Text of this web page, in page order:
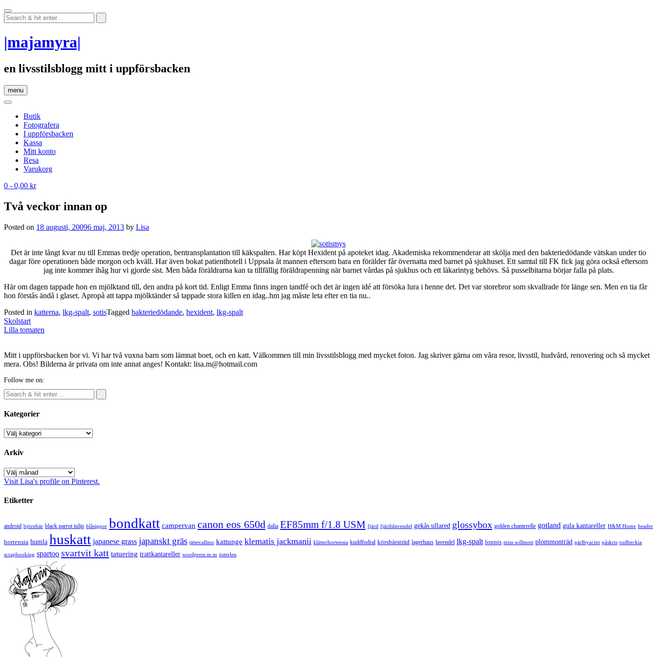
Skip
to
content
|majamyra|
en livsstilsblogg mitt i uppförsbacken
menu
Butik
Fotografera
I uppförsbacken
Kassa
Mitt konto
Resa
Varukorg
0 - 0,00 kr
Två veckor innan op
Posted on 18 augusti, 20096 maj, 2013 by Lisa
Det är inte långt kvar nu till Emmas tredje operation, bentransplantation till käkspalten. Har köpt Hexident på apoteket idag. Akademiska rekommenderar att skölja med den bakteriedödande vätskan under tio
dagar före operationen både morgon och kväll. Har även bokat patienthotell i Uppsala åt mannen eftersom bara en förälder får övernatta med barnet på sjukhuset. Ett samtal till FK fick jag göra också eftersom
jag inte kommer ihåg hur vi gjorde sist. Men båda föräldrarna kan ta tillfällig föräldrapenning när barnet vårdas på sjukhus och ett läkarintyg behövs. Så pusselbitarna börjar falla på plats.
Här om dagen tappade hon en mjölktand till, den andra på kort tid. Enligt Emma finns ingen tandfé och det är ingen idé att försöka lura i henne det. Det var storebror som skvallrade för länge sen. Men en tia får
hon förstås ändå i glaset. Apropå att tappa mjölktänder så tappade stora killen en idag..hm jag måste leta efter en tia nu..
Posted in katterna, lkg-spalt, sotisTagged bakteriedödande, hexident, lkg-spalt
Post
navigation
Skolstart
Lilla tomaten
Mitt i uppförsbacken bor vi. Vi har två vuxna barn som lämnat boet, och en katt. Välkommen till min livsstilsblogg med mycket foton. Jag skriver gärna om våra resor, livsstil, hudvård, renovering och så mycket
mera. Obs! Bilderna är privata om inte annat anges! Kontakt: lisa.m@hotmail.com
Follow me on:
Kategorier
Kategorier
Arkiv
Arkiv
Visit Lisa's profile on Pinterest.
Etiketter
android björnbär black parrot tulip blåsippor bondkatt campervan canon eos 650d dalia EF85mm f/1.8 USM fjäril fjärilslavendel gekås ullared glossybox golden chanterelle gotland gula kantareller H&M Home header
hortensia humla huskatt japanese grass japanskt gräs jättevallmo kattunge klematis jackmanii klätterhortensia kuddfodral körsbärsträd lagerhaus lavendel lkg-spalt loppis miss willmott plommonträd pärlhyacint påskris rudbeckia
scrapbooking spartoo svartvit katt tatuering trattkantareller wordpress m.m österlen